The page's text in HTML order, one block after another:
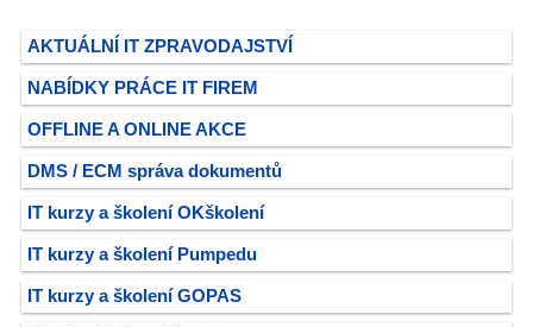
AKTUÁLNÍ IT ZPRAVODAJSTVÍ
NABÍDKY PRÁCE IT FIREM
OFFLINE A ONLINE AKCE
DMS / ECM správa dokumentů
IT kurzy a školení OKškolení
IT kurzy a školení Pumpedu
IT kurzy a školení GOPAS